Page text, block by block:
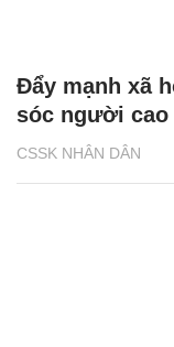
CSSK NHÂN DÂN
Đẩy mạnh xã
sóc người cao